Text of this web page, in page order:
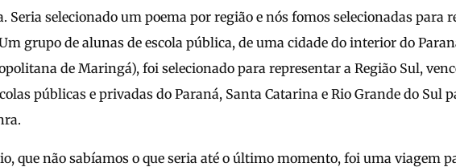
Seria selecionado um poema por região e nós fomos selecionadas para
grupo de alunas de escola pública, de uma cidade do interior do
de Maringá), foi selecionado para representar a Região Sul,
públicas e privadas do Paraná, Santa Catarina e Rio Grande do Sul
que não sabíamos o que seria até o último momento, foi uma viagem